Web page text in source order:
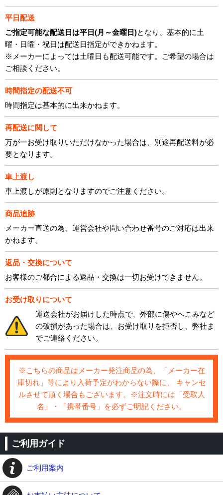
平日配送
ご指定可能な配送日は平日(月～金曜日)となり、基本的に土
曜・日曜・祝日は配送日指定ができかねます。
※メーカーによっては土曜日も配送可能です。ご希望の場合は
ご相談ください。
時間指定の配送不可
時間指定は基本的に出来かねます。
再配送に関して
万が一お受け取りいただけなかった場合は、別途再配送料が必
要となります。
車上渡し
車上渡しが原則となりますのでご注意ください。
商品追跡
メーカー直送の為、運営会社や問い合わせ番号のご対応は出来
かねます。
返品・交換について
お客様のご都合による返品・交換は一切お受けできません。
お受け取りについて
運送会社がお届けした時点で、外部に傷やへこみなど
の破損があった場合は、お受け取りを拒否し、弊社ま
でご連絡ください。
※こちらの商品はメーカー発注商品の為、「メーカー在
庫切れ」等により入荷予定がわからない際に、 キャンセ
ルさせて頂く場合もございます。※注文時には「受取人
名」・「携帯番号」を必ずご明記ください。
ご利用ガイド
ご利用案内